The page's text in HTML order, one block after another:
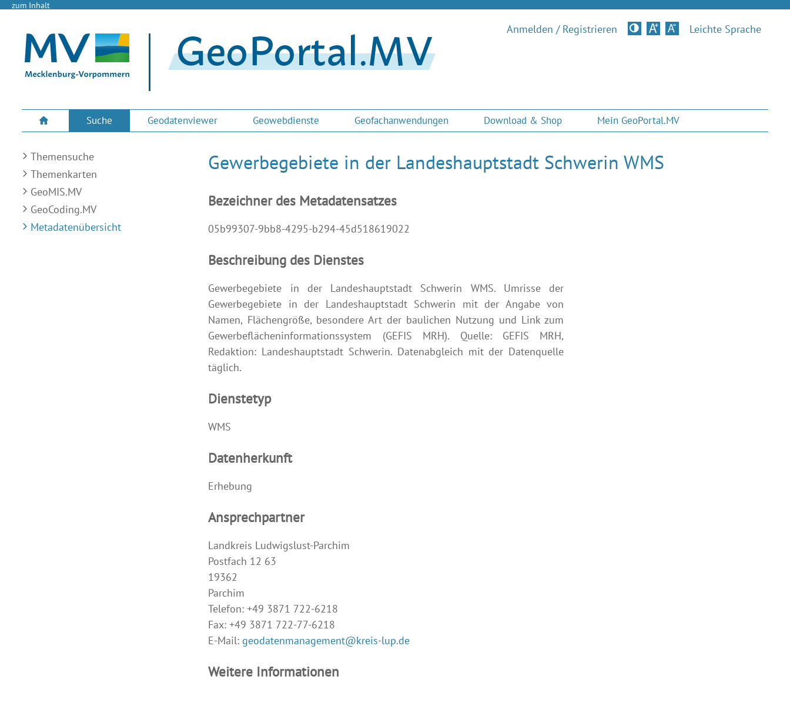
zum Inhalt
Anmelden / Registrieren KontrastversionLeichte Sprache
Suche Geodatenviewer Geowebdienste Geofachanwendungen Download & Shop Mein GeoPortal.MV
Themensuche
Themenkarten
GeoMIS.MV
GeoCoding.MV
Metadatenübersicht
Gewerbegebiete in der Landeshauptstadt Schwerin WMS
Bezeichner des Metadatensatzes
05b99307-9bb8-4295-b294-45d518619022
Beschreibung des Dienstes
Gewerbegebiete in der Landeshauptstadt Schwerin WMS. Umrisse der
Gewerbegebiete in der Landeshauptstadt Schwerin mit der Angabe von
Namen, Flächengröße, besondere Art der baulichen Nutzung und Link zum
Gewerbeflächeninformationssystem (GEFIS MRH). Quelle: GEFIS MRH,
Redaktion: Landeshauptstadt Schwerin. Datenabgleich mit der Datenquelle
täglich.
Dienstetyp
WMS
Datenherkunft
Erhebung
Ansprechpartner
Landkreis Ludwigslust-Parchim
Postfach 12 63
19362
Parchim
Telefon: +49 3871 722-6218
Fax: +49 3871 722-77-6218
E-Mail:geodatenmanagement@kreis-lup.de
Weitere Informationen